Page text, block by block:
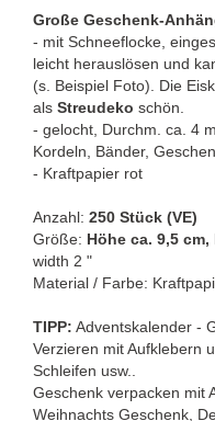
Große Geschenk-
- mit Schneeflocke,
leicht herauslösen und
(s. Beispiel Foto). Die
als Streudeko schön.
- gelocht, Durchm. ca. 4
Kordeln, Bänder,
- Kraftpapier rot
Anzahl: 250 Stück (VE)
Größe: Höhe ca. 9,5
width 2 "
Material / Farbe:
TIPP: Adventskalender -
Verzieren mit Aufklebern
Schleifen usw..
Geschenk verpacken mit
Weihnachts Geschenk,